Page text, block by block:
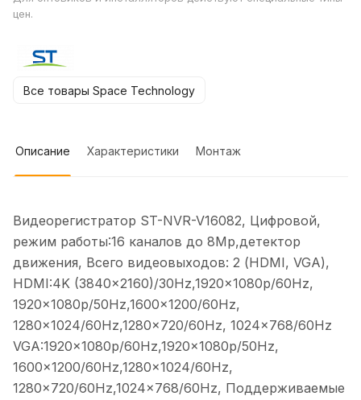
цен.
Все товары Space Technology
Описание Характеристики Монтаж
Видеорегистратор ST-NVR-V16082, Цифровой,
режим работы:16 каналов до 8Mp,детектор
движения, Всего видеовыходов: 2 (HDMI, VGA),
HDMI:4K (3840x2160)/30Hz,1920x1080p/60Hz,
1920x1080p/50Hz,1600x1200/60Hz,
1280x1024/60Hz,1280x720/60Hz, 1024x768/60Hz
VGA:1920x1080p/60Hz,1920x1080p/50Hz,
1600x1200/60Hz,1280x1024/60Hz,
1280x720/60Hz,1024x768/60Hz, Поддерживаемые